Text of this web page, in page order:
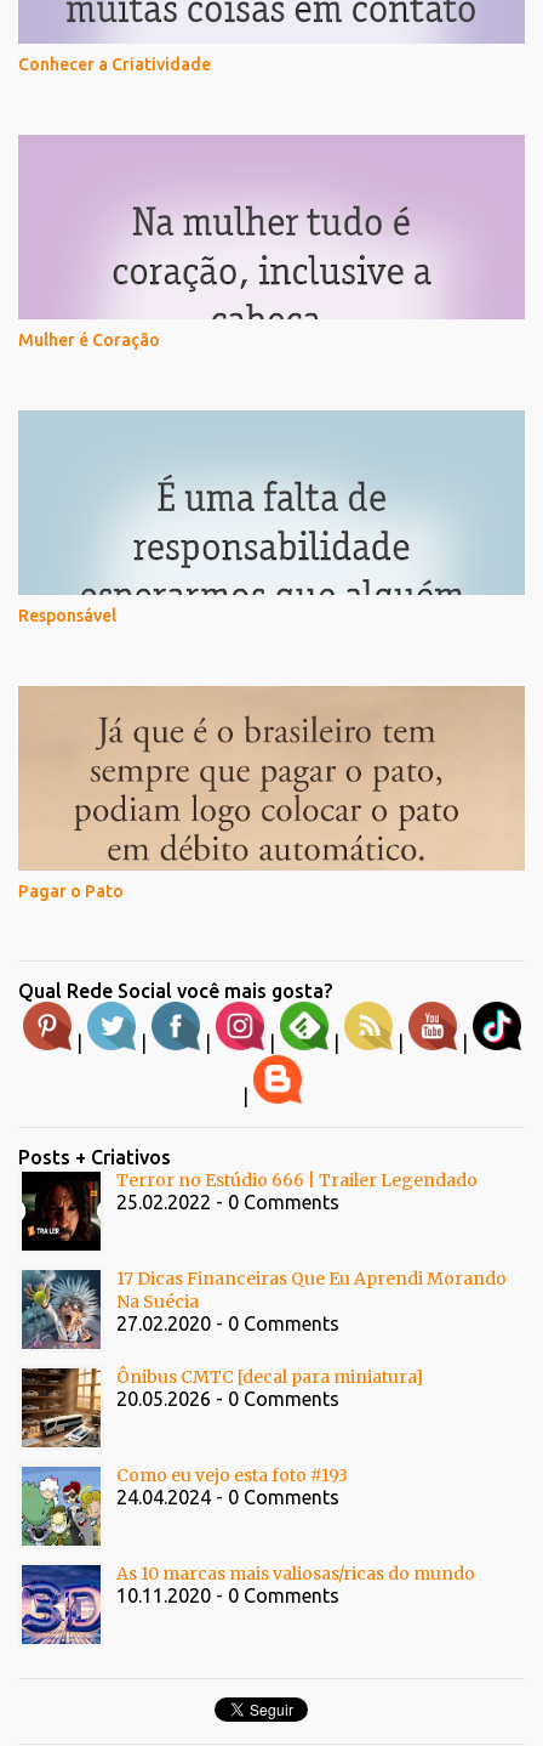
Conhecer a Criatividade
Mulher é Coração
Responsável
Pagar o Pato
Qual Rede Social você mais gosta?
| | | | | | |
Posts + Criativos
Terror no Estúdio 666 | Trailer Legendado
25.02.2022 - 0 Comments
17 Dicas Financeiras Que Eu Aprendi Morando
Na Suécia
27.02.2020 - 0 Comments
Ônibus CMTC [decal para miniatura]
20.05.2026 - 0 Comments
Como eu vejo esta foto #193
24.04.2024 - 0 Comments
As 10 marcas mais valiosas/ricas do mundo
10.11.2020 - 0 Comments